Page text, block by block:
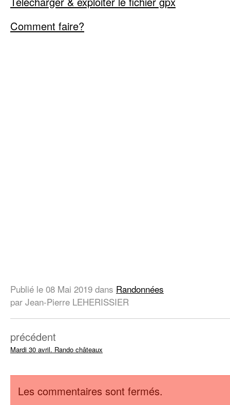
Comment faire?
Publié le 08 Mai 2019 dans Randonnées
par Jean-Pierre LEHERISSIER
précédent
Mardi 30 avril. Rando châteaux
Les commentaires sont fermés.